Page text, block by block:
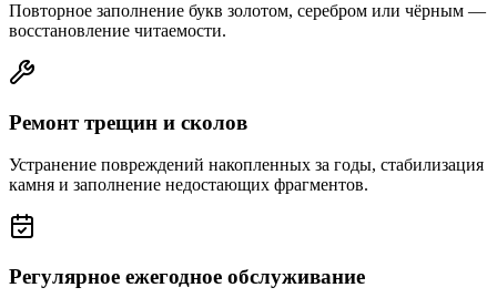
Повторное заполнение букв золотом, серебром или чёрным —
восстановление читаемости.
Ремонт трещин и сколов
Устранение повреждений накопленных за годы, стабилизация
камня и заполнение недостающих фрагментов.
Регулярное ежегодное обслуживание